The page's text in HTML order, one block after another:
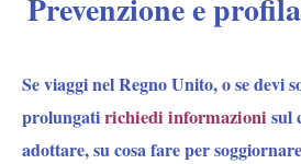
Se viaggi nel Regno Unito, o se devi
prolungatirichiedi informazioni sul
adottare, su cosa fare per